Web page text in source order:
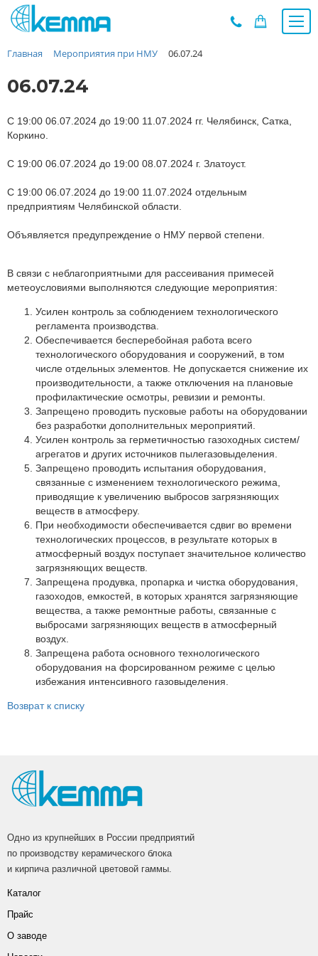
Каталог
О заводе
Новости
Контакты
Дилеры
Недвижимость
Предложения к зачёту
Вакансии
Партнеры
Личный кабинет
Корзина
Избранное
Главная Мероприятия при НМУ 06.07.24
06.07.24
С 19:00 06.07.2024 до 19:00 11.07.2024 гг. Челябинск, Сатка,
Коркино.
С 19:00 06.07.2024 до 19:00 08.07.2024 г. Златоуст.
С 19:00 06.07.2024 до 19:00 11.07.2024 отдельным
предприятиям Челябинской области.
Объявляется предупреждение о НМУ первой степени.
В связи с неблагоприятными для рассеивания примесей
метеоусловиями выполняются следующие мероприятия:
Усилен контроль за соблюдением технологического
регламента производства.
Обеспечивается бесперебойная работа всего
технологического оборудования и сооружений, в том
числе отдельных элементов. Не допускается снижение их
производительности, а также отключения на плановые
профилактические осмотры, ревизии и ремонты.
Запрещено проводить пусковые работы на оборудовании
без разработки дополнительных мероприятий.
Усилен контроль за герметичностью газоходных систем/
агрегатов и других источников пылегазовыделения.
Запрещено проводить испытания оборудования,
связанные с изменением технологического режима,
приводящие к увеличению выбросов загрязняющих
веществ в атмосферу.
При необходимости обеспечивается сдвиг во времени
технологических процессов, в результате которых в
атмосферный воздух поступает значительное количество
загрязняющих веществ.
Запрещена продувка, пропарка и чистка оборудования,
газоходов, емкостей, в которых хранятся загрязняющие
вещества, а также ремонтные работы, связанные с
выбросами загрязняющих веществ в атмосферный
воздух.
Запрещена работа основного технологического
оборудования на форсированном режиме с целью
избежания интенсивного газовыделения.
Возврат к списку
Одно из крупнейших в России предприятий
по производству керамического блока
и кирпича различной цветовой гаммы.
Каталог
Прайс
О заводе